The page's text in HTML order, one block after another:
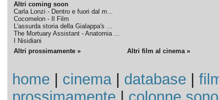
Altri coming soon
Carla Lonzi - Dentro e fuori dal m...
Cocomelon - Il Film
L'assurda storia della Gialappa's ...
The Mortuary Assistant - Anatomia ...
I Nisidiani
Altri prossimamente » Altri film al cinema »
home cinema| database